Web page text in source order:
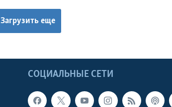
Загрузить еще
СОЦИАЛЬНЫЕ СЕТИ